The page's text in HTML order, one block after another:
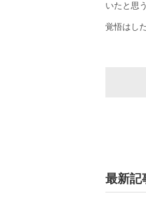
いたと思う
覚悟はし
最新記